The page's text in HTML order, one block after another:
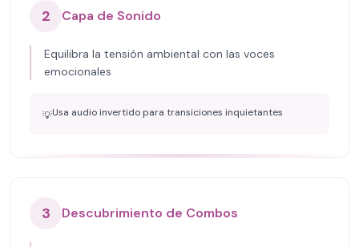
2 Capa de Sonido
Equilibra la tensión ambiental con las voces
emocionales
💡Usa audio invertido para transiciones inquietantes
3 Descubrimiento de Combos